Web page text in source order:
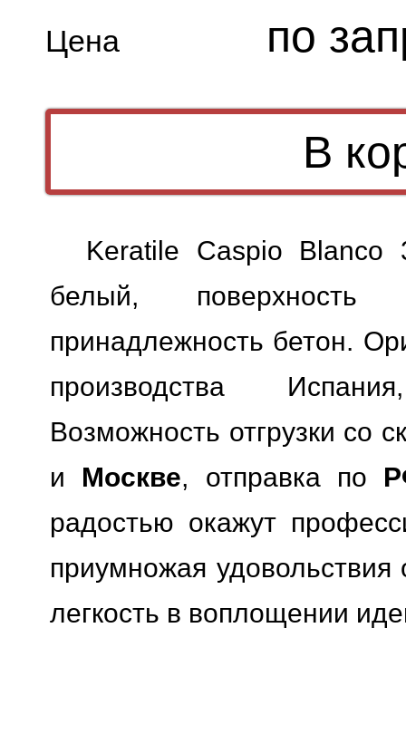
Цена по
Keratile Caspio Blanco
белый, поверхность
принадлежность бетон.
производства
Возможность отгрузки со
и Москве, отправка по
радостью окажут
приумножая
легкость в воплощении